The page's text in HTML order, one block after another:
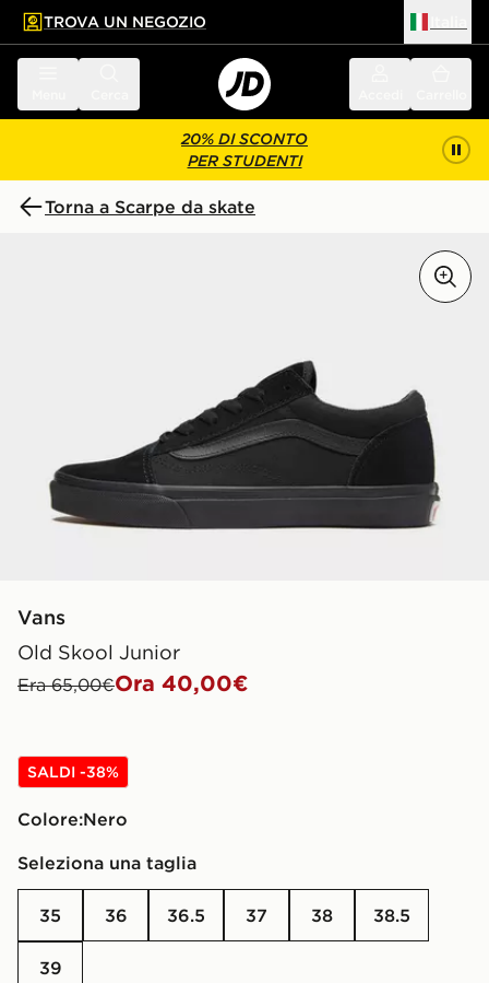
principale
a fondo pagina
TROVA UN NEGOZIO
20% DI SCONTO
PER STUDENTI
Torna a Scarpe da skate
Vans
Old Skool Junior
Era 65,00€Ora 40,00€
SALDI -38%
Colore:
nero
Seleziona una taglia
35 36 36.5 37 38 38.5
39